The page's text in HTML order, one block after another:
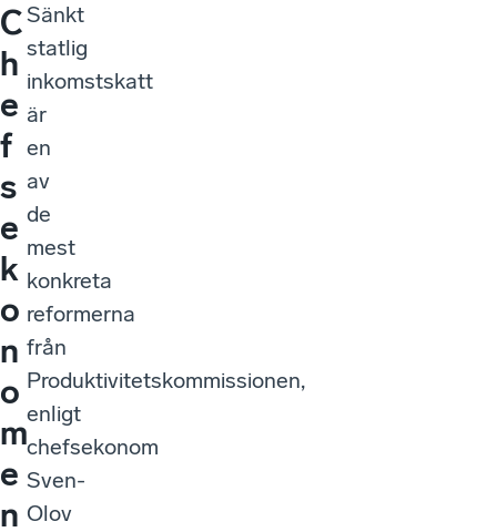
C
h
e
f
s
e
k
o
n
o
m
e
n
Sänkt
statlig
inkomstskatt
är
en
av
de
mest
konkreta
reformerna
från
Produktivitetskommissionen,
enligt
chefsekonom
Sven-
Olov